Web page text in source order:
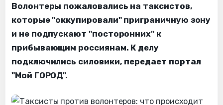
Волонтеры пожаловались на таксистов,
которые "оккупировали" приграничную зону
и не подпускают "посторонних" к
прибывающим россиянам. К делу
подключились силовики, передает портал
"Мой ГОРОД".